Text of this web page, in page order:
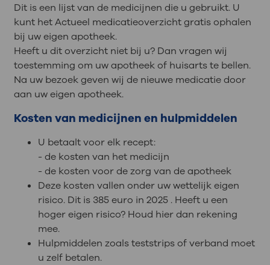
Dit is een lijst van de medicijnen die u gebruikt. U
kunt het Actueel medicatieoverzicht gratis ophalen
bij uw eigen apotheek.
Heeft u dit overzicht niet bij u? Dan vragen wij
toestemming om uw apotheek of huisarts te bellen.
Na uw bezoek geven wij de nieuwe medicatie door
aan uw eigen apotheek.
Kosten van medicijnen en hulpmiddelen
U betaalt voor elk recept:
- de kosten van het medicijn
- de kosten voor de zorg van de apotheek
Deze kosten vallen onder uw wettelijk eigen
risico. Dit is 385 euro in 2025 . Heeft u een
hoger eigen risico? Houd hier dan rekening
mee.
Hulpmiddelen zoals teststrips of verband moet
u zelf betalen.